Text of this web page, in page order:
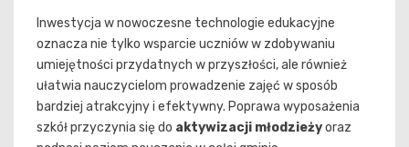
Inwestycja w nowoczesne technologie edukacyjne
oznacza nie tylko wsparcie uczniów w zdobywaniu
umiejętności przydatnych w przyszłości, ale również
ułatwia nauczycielom prowadzenie zajęć w sposób
bardziej atrakcyjny i efektywny. Poprawa wyposażenia
szkół przyczynia się do aktywizacji młodzieżyoraz